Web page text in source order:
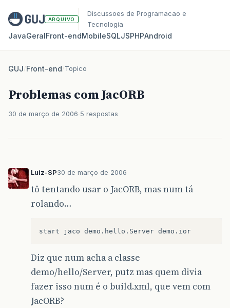
ARQUIVO
Discussoes de Programacao e
Tecnologia
JavaGeralFront‑endMobileSQLJSPHPAndroid
GUJ/Front-end/Topico
Problemas com JacORB
30 de março de 2006 5 respostas
Luiz-SP30 de março de 2006
tô tentando usar o JacORB, mas num tá
rolando…
Diz que num acha a classe
demo/hello/Server, putz mas quem divia
fazer isso num é o build.xml, que vem com
JacORB?